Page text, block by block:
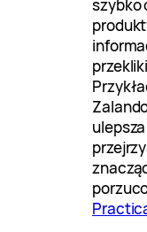
szybko